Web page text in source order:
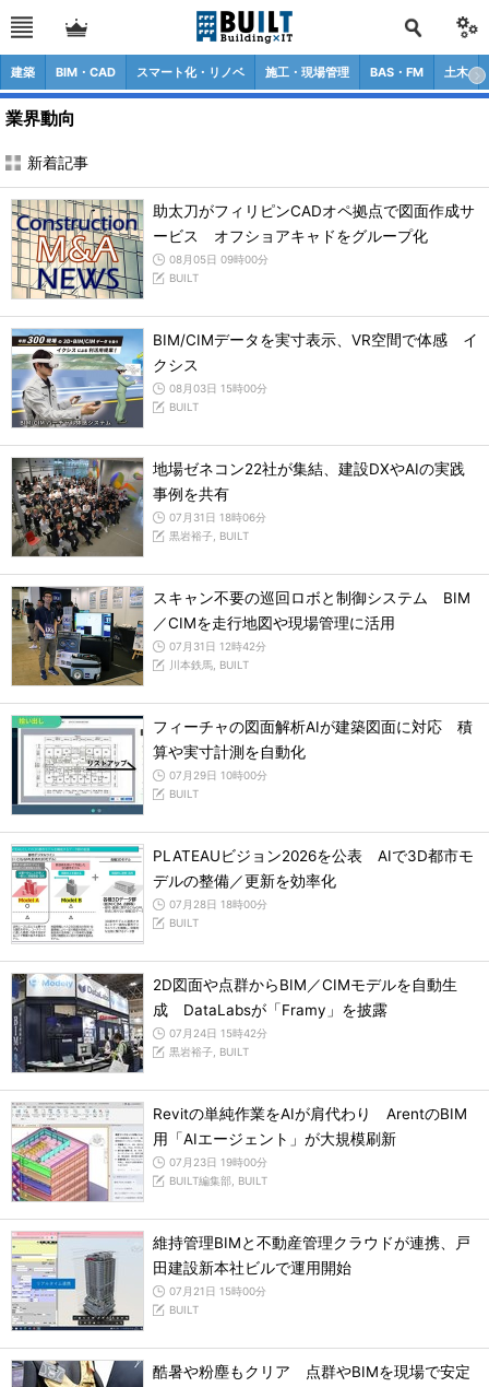
建築 BIM・CAD スマート化・リノベ 施工・現場管理 BAS・FM 土木
業界動向
新着記事
助太刀がフィリピンCADオペ拠点で図面作成サ
ービス オフショアキャドをグループ化
08月05日 09時00分
BUILT
BIM/CIMデータを実寸表示、VR空間で体感 イ
クシス
08月03日 15時00分
BUILT
地場ゼネコン22社が集結、建設DXやAIの実践
事例を共有
07月31日 18時06分
黒岩裕子, BUILT
スキャン不要の巡回ロボと制御システム BIM
／CIMを走行地図や現場管理に活用
07月31日 12時42分
川本鉄馬, BUILT
フィーチャの図面解析AIが建築図面に対応 積
算や実寸計測を自動化
07月29日 10時00分
BUILT
PLATEAUビジョン2026を公表 AIで3D都市モ
デルの整備／更新を効率化
07月28日 18時00分
BUILT
2D図面や点群からBIM／CIMモデルを自動生
成 DataLabsが「Framy」を披露
07月24日 15時42分
黒岩裕子, BUILT
Revitの単純作業をAIが肩代わり ArentのBIM
用「AIエージェント」が大規模刷新
07月23日 19時00分
BUILT編集部, BUILT
維持管理BIMと不動産管理クラウドが連携、戸
田建設新本社ビルで運用開始
07月21日 15時00分
BUILT
酷暑や粉塵もクリア 点群やBIMを現場で安定